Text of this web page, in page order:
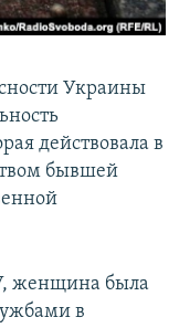
Украины
действовала в
бывшей
женщина была
в